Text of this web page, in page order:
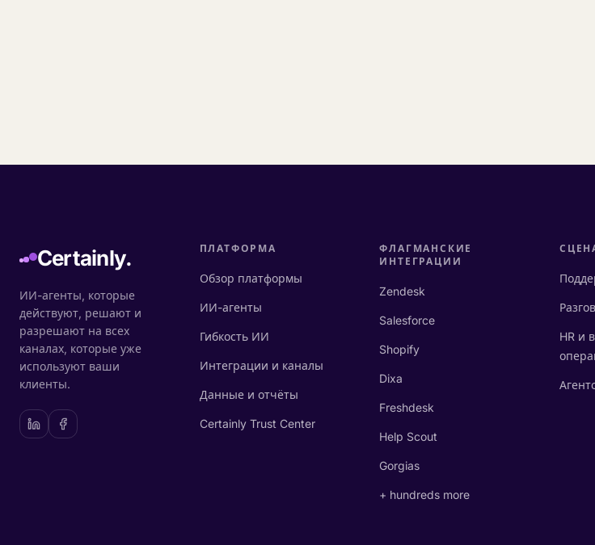
Certainly.
ИИ-агенты, которые
действуют, решают и
разрешают на всех
каналах, которые уже
используют ваши
клиенты.
ПЛАТФОРМА
Обзор платформы
ИИ-агенты
Гибкость ИИ
Интеграции и каналы
Данные и отчёты
Certainly Trust Center
ФЛАГМАНСКИЕ
ИНТЕГРАЦИИ
Zendesk
Salesforce
Shopify
Dixa
Freshdesk
Help Scout
Gorgias
+ hundreds more
HR и